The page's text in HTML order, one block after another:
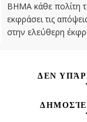
ΒΗΜΑ κάθε πολίτη
εκφράσει τις
στην ελεύθερη
ΔΕΝ